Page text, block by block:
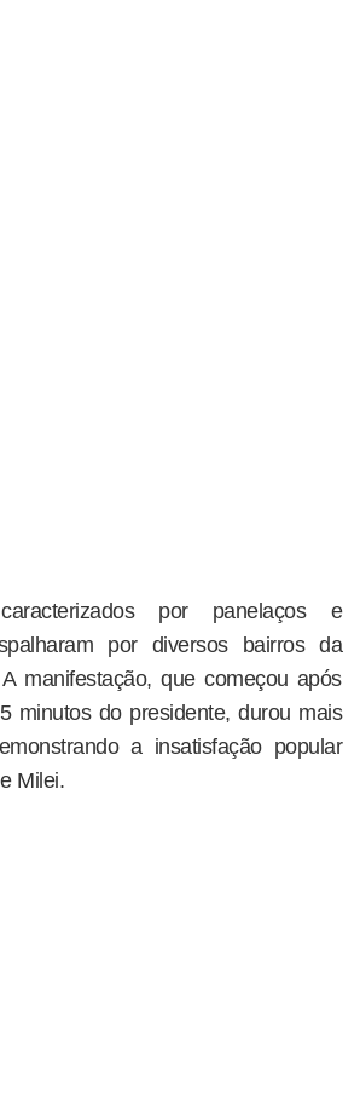
por panelaços e
por diversos bairros da
manifestação, que começou após
minutos do presidente, durou mais
a insatisfação popular
Milei.